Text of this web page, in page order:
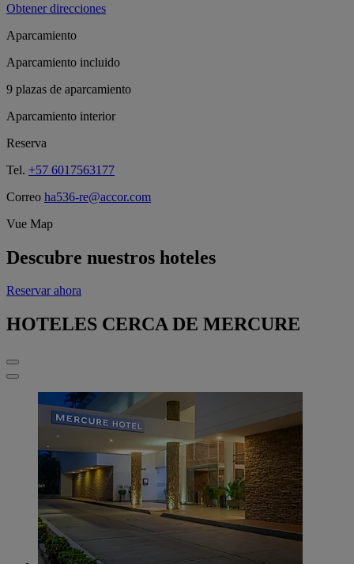
Obtener direcciones
Aparcamiento
Aparcamiento incluido
9 plazas de aparcamiento
Aparcamiento interior
Reserva
Tel. +57 6017563177
Correo ha536-re@accor.com
Vue Map
Descubre nuestros hoteles
Reservar ahora
HOTELES CERCA DE MERCURE